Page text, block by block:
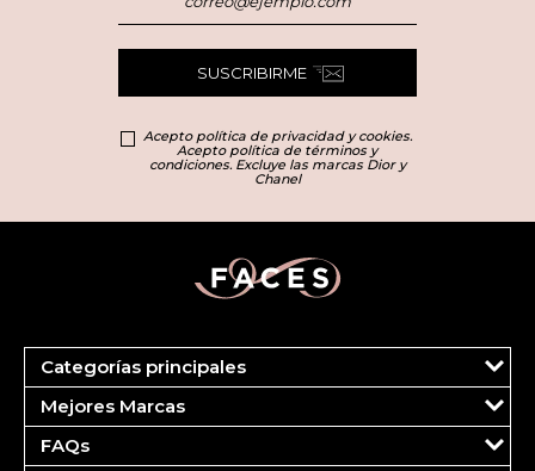
SUSCRIBIRME
Acepto política de privacidad y cookies.
Acepto política de términos y
condiciones. Excluye las marcas Dior y
Chanel
Categorías principales
Marcas
Dior
Más Vendidos
Fragancias
Mejores Marcas
Clinique
Estee Lauder
FAQs